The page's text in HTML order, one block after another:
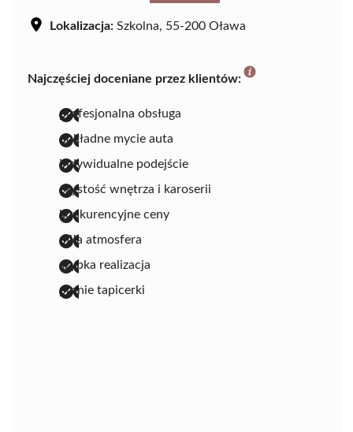
Lokalizacja: Szkolna, 55-200 Oława
Najczęściej doceniane przez klientów:
profesjonalna obsługa
dokładne mycie auta
indywidualne podejście
czystość wnętrza i karoserii
konkurencyjne ceny
miła atmosfera
szybka realizacja
pranie tapicerki